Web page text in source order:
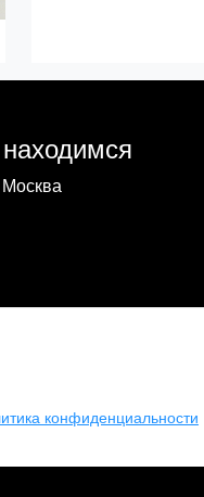
Москва
конфиденциальности